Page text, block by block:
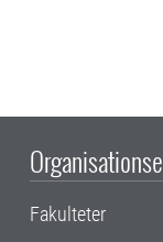
Fakulteter